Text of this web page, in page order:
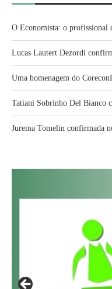
O Economista: o profissional
Lucas Lautert Dezordi
Uma homenagem do
Tatiani Sobrinho Del Bianco
Jurema Tomelin confirmada